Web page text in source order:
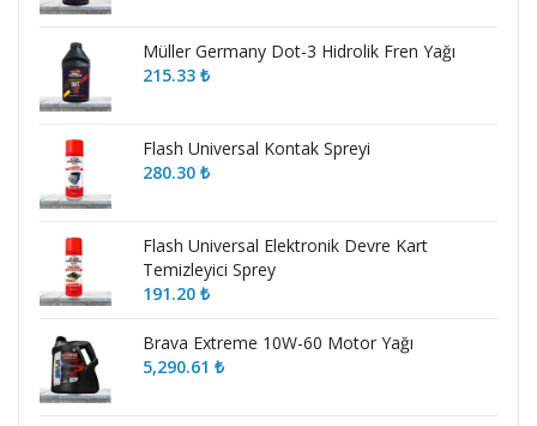
Müller Germany Dot-3 Hidrolik Fren Yağı
215.33₺
Flash Universal Kontak Spreyi
280.30₺
Flash Universal Elektronik Devre Kart
Temizleyici Sprey
191.20₺
Brava Extreme 10W-60 Motor Yağı
5,290.61₺